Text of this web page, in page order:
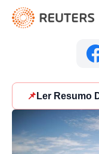
📌 Ler Resumo